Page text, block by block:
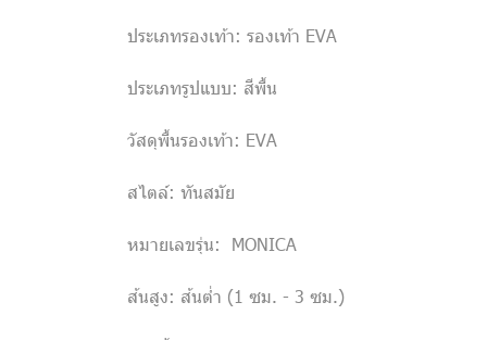
ประเภทรองเท้า: รองเท้า EVA
ประเภทรูปแบบ: สีพื้น
วัสดุพื้นรองเท้า: EVA
สไตล์: ทันสมัย
หมายเลขรุ่น: MONICA
ส้นสูง: ส้นต่ำ (1 ซม. - 3 ซม.)